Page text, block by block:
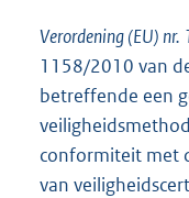
Verordening (EU)
1158/2010 van
betreffende een
conformiteit met
van